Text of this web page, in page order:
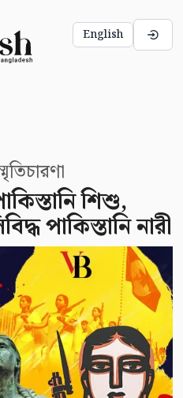
English
শিশু,
পাকিস্তানি নারী